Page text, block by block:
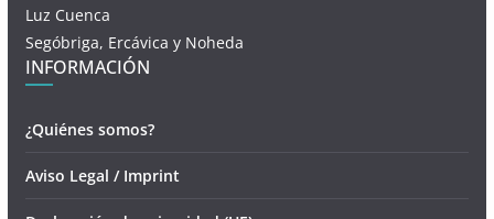
Luz Cuenca
Segóbriga, Ercávica y Noheda
INFORMACIÓN
¿Quiénes somos?
Aviso Legal / Imprint